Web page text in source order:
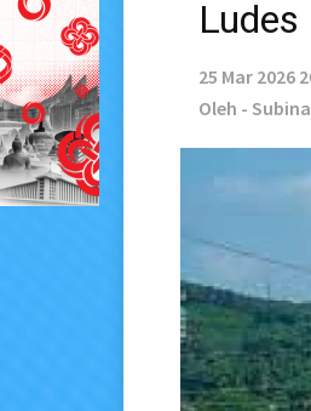
Ludes
25 Mar 2026
Oleh -